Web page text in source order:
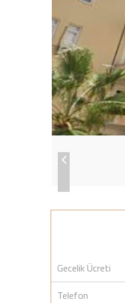
Gecelik Ücreti
Telefon